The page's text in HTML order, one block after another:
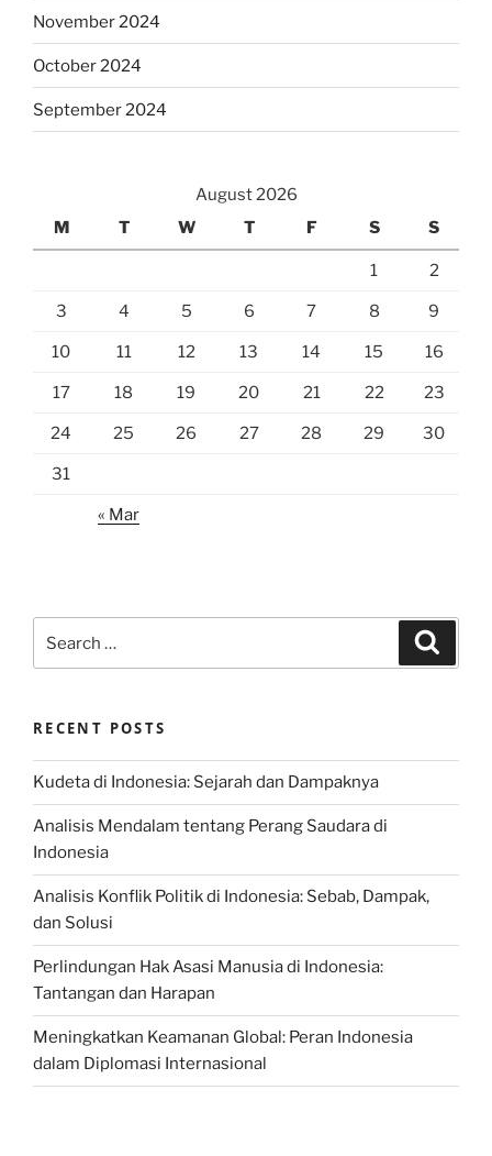
November 2024
October 2024
September 2024
August 2026
M
T W T F S S
1 2
3 4 5 6 7 8 9
10 11 12 13 14 15 16
17 18 19 20 21 22 23
24 25 26 27 28 29 30
31
« Mar
for:
RECENT POSTS
Kudeta di Indonesia: Sejarah dan Dampaknya
Analisis Mendalam tentang Perang Saudara di
Indonesia
Analisis Konflik Politik di Indonesia: Sebab, Dampak,
dan Solusi
Perlindungan Hak Asasi Manusia di Indonesia:
Tantangan dan Harapan
Meningkatkan Keamanan Global: Peran Indonesia
dalam Diplomasi Internasional